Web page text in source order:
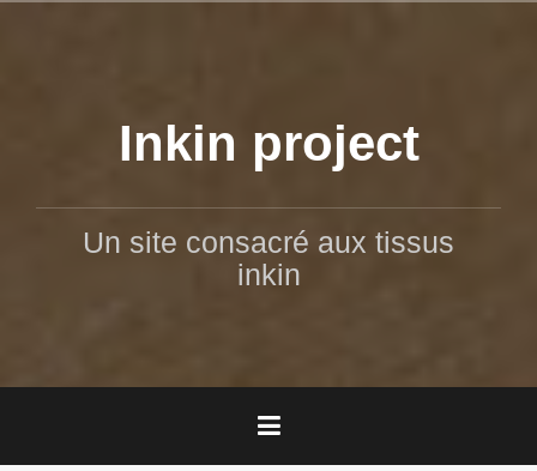
Inkin project
Un site consacré aux tissus
inkin